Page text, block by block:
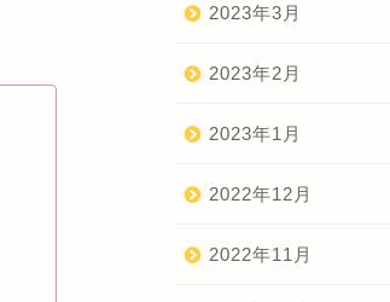
2023年3月
2023年2月
2023年1月
2022年12月
2022年11月